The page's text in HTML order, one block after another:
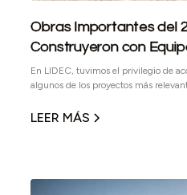
Obras Importantes del
Construyeron con
En LIDEC, tuvimos el privilegio de
algunos de los proyectos más
donde la precisión, la seguridad y el
LEER MÁS